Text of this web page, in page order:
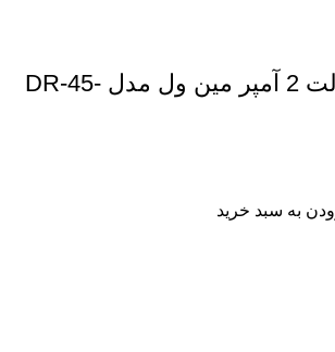
منبع تغذیه 24 ولت 2 آمپر مین ول مدل DR-45-
به سبد خرید